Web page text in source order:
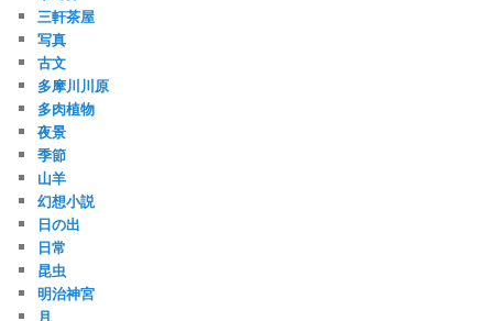
三軒茶屋
写真
古文
多摩川川原
多肉植物
夜景
季節
山羊
幻想小説
日の出
日常
昆虫
明治神宮
月